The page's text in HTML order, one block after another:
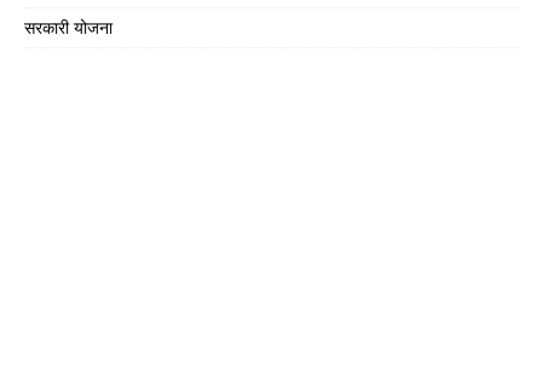
सरकारी योजना